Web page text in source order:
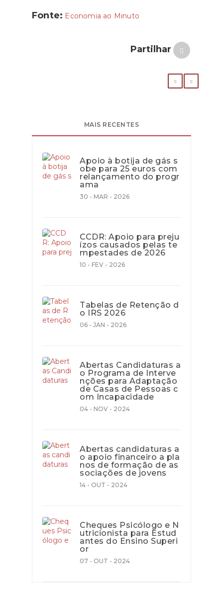
Fonte: Economia ao Minuto
Partilhar
MAIS RECENTES
Apoio à botija de gás s
obe para 25 euros com
relançamento do progr
ama
30 - MAR - 2026
CCDR: Apoio para preju
ízos causados pelas te
mpestades de 2026
10 - FEV - 2026
Tabelas de Retenção d
o IRS 2026
06 - JAN - 2026
Abertas Candidaturas a
o Programa de Interve
nções para Adaptação
de Casas de Pessoas c
om Incapacidade
04 - NOV - 2024
Abertas candidaturas a
o apoio financeiro a pla
nos de formação de as
sociações de jovens
14 - OUT - 2024
Cheques Psicólogo e N
utricionista para Estud
antes do Ensino Superi
or
07 - OUT - 2024